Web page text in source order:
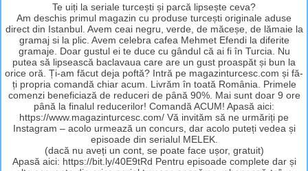
Te uiți la seriale turcești și parcă lipsește ceva?
Am deschis primul magazin cu produse turcești originale aduse
direct din Istanbul. Avem ceai negru, verde, de măceșe, de lămaie la
gramaj si la plic. Avem celebra cafea Mehmet Efendi la diferite
gramaje. Doar gustul ei te duce cu gândul că ai fi în Turcia. Nu
putea să lipsească baclavaua care are un gust proaspăt și bun la
orice oră. Ți-am făcut deja poftă? Intră pe magazinturcesc.com și fă-
ți propria comandă chiar acum. Livrăm în toată România. Primele
comenzi beneficiază de reduceri de până 90%. Mai sunt doar 9 ore
până la finalul reducerilor! Comandă ACUM! Apasă aici:
https://www.magazinturcesc.com/ Vă invităm să ne urmăriți pe
Instagram – acolo urmează un concurs, dar acolo puteți vedea și
episoade din serialul MELEK.
(dacă nu aveți un cont, se poate face ușor, gratuit)
Apasă aici: https://bit.ly/40E9tRd Pentru episoade complete dar și